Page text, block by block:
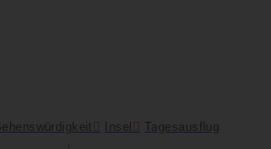
Insel Tagesausflug